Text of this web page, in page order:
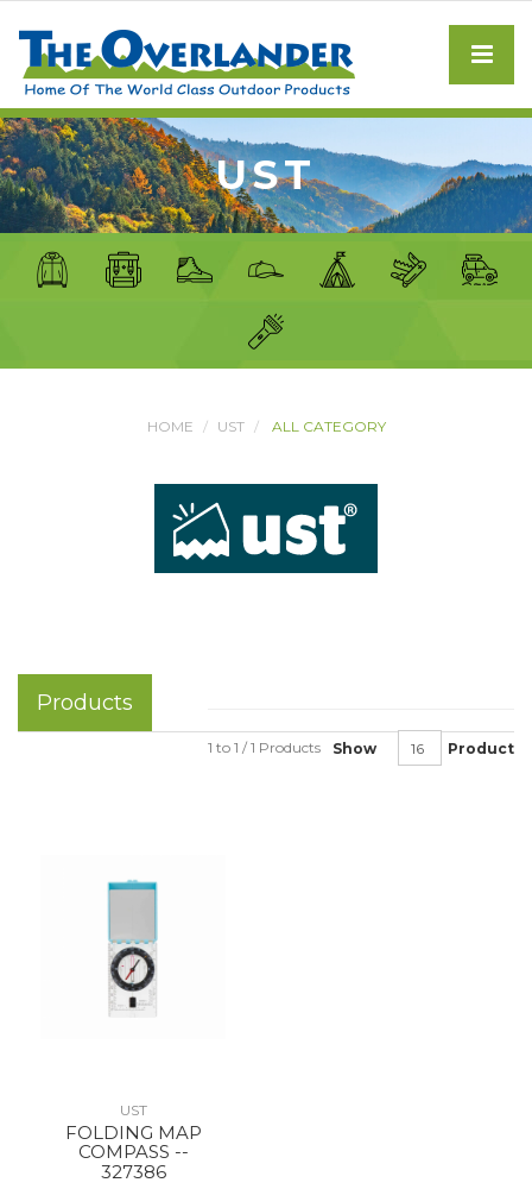
UST
HOME UST ALL CATEGORY
Products
Show Product
1 to 1 / 1 Products
UST
FOLDING MAP
COMPASS --
327386